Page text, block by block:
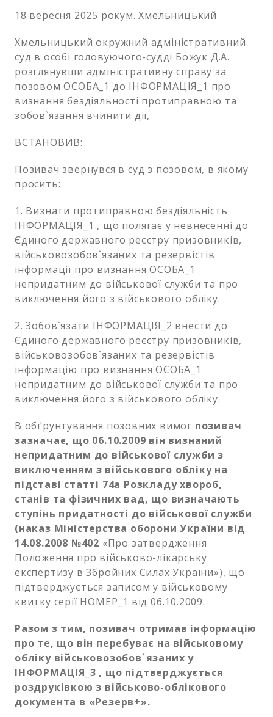
18 вересня 2025 рокум. Хмельницький
Хмельницький окружний адміністративний
суд в особі головуючого-судді Божук Д.А.
розглянувши адміністративну справу за
позовом ОСОБА_1 до ІНФОРМАЦІЯ_1 про
визнання бездіяльності протиправною та
зобов`язання вчинити дії,
ВСТАНОВИВ:
Позивач звернувся в суд з позовом, в якому
просить:
1. Визнати протиправною бездіяльність
ІНФОРМАЦІЯ_1 , що полягає у невнесенні до
Єдиного державного реєстру призовників,
військовозобов`язаних та резервістів
інформації про визнання ОСОБА_1
непридатним до військової служби та про
виключення його з військового обліку.
2. Зобов`язати ІНФОРМАЦІЯ_2 внести до
Єдиного державного реєстру призовників,
військовозобов`язаних та резервістів
інформацію про визнання ОСОБА_1
непридатним до військової служби та про
виключення його з військового обліку.
В обґрунтування позовних вимог позивач
зазначає, що 06.10.2009 він визнаний
непридатним до військової служби з
виключенням з військового обліку на
підставі статті 74а Розкладу хвороб,
станів та фізичних вад, що визначають
ступінь придатності до військової служби
(наказ Міністерства оборони України від
14.08.2008 №402 «Про затвердження
Положення про військово-лікарську
експертизу в Збройних Силах України»), що
підтверджується записом у військовому
квитку серії НОМЕР_1 від 06.10.2009.
Разом з тим, позивач отримав інформацію
про те, що він перебуває на військовому
обліку військовозобов`язаних у
ІНФОРМАЦІЯ_3 , що підтверджується
роздруківкою з військово-облікового
документа в «Резерв+».